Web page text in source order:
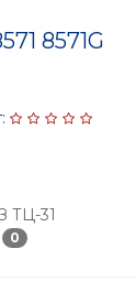
8571G
ТЦ-31
0